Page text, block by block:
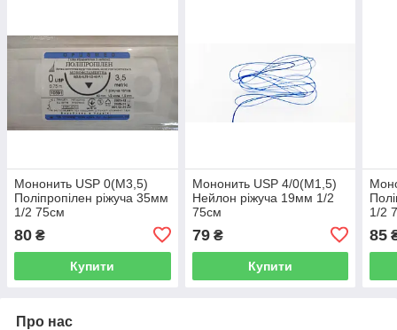
Мононить USP 0(М3,5)
Поліпропілен ріжуча 35мм
1/2 75см
80 ₴
Купити
Мононить USP 4/0(М1,5)
Нейлон ріжуча 19мм 1/2
75см
79₴
Купити
1/2
85
Про нас